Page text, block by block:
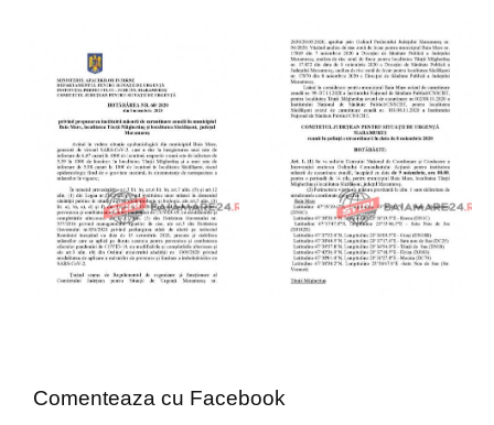
Comenteaza cu Facebook